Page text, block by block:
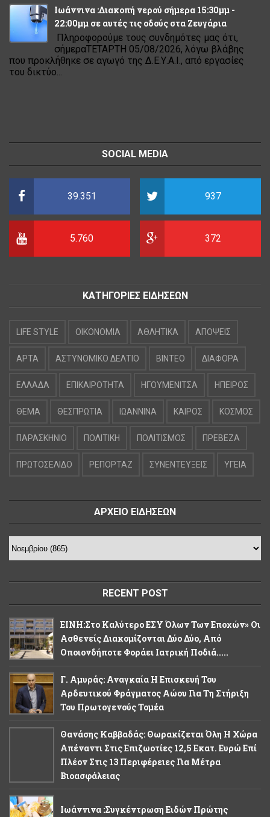
Ιωάννινα :Διακοπή νερού σήμερα 15:30μμ -
22:00μμ σε αυτές τις οδούς στα Ζευγάρια
Πληροφορούμε τους συνδημότες μας ότι,
σήμεραΤΕΤΑΡΤΗ 05/08/2026, λόγω βλάβης
που προκλήθηκε σε αγωγό της Δ.Ε.Υ.Α.Ι., από εργασίες
του δικτύο...
SOCIAL MEDIA
39.351 937
5.760 372
ΚΑΤΗΓΟΡΙΕΣ ΕΙΔΗΣΕΩΝ
LIFE STYLE OIKONOMIA ΑΘΛΗΤΙΚΑ ΑΠΟΨΕΙΣ
ΑΡΤΑ ΑΣΤΥΝΟΜΙΚΟ ΔΕΛΤΙΟ ΒΙΝΤΕΟ ΔΙΑΦΟΡΑ
ΕΛΛΑΔΑ ΕΠΙΚΑΙΡΟΤΗΤΑ ΗΓΟΥΜΕΝΙΤΣΑ ΗΠΕΙΡΟΣ
ΘΕΜΑ ΘΕΣΠΡΩΤΙΑ ΙΩΑΝΝΙΝΑ ΚΑΙΡΟΣ ΚΟΣΜΟΣ
ΠΑΡΑΣΚΗΝΙΟ ΠΟΛΙΤΙΚΗ ΠΟΛΙΤΙΣΜΟΣ ΠΡΕΒΕΖΑ
ΠΡΩΤΟΣΕΛΙΔΟ ΡΕΠΟΡΤΑΖ ΣΥΝΕΝΤΕΥΞΕΙΣ ΥΓΕΙΑ
ΑΡΧΕΙΟ ΕΙΔΗΣΕΩΝ
RECENT POST
ΕΙΝΗ:Στο Καλύτερο ΕΣΥ Όλων Των Εποχών» Οι
Ασθενείς Διακομίζονται Δύο Δύο, Από
Οποιονδήποτε Φοράει Ιατρική Ποδιά.....
Γ. Αμυράς: Αναγκαία Η Επισκευή Του
Αρδευτικού Φράγματος Αώου Για Τη Στήριξη
Του Πρωτογενούς Τομέα
Θανάσης Καββαδάς: Θωρακίζεται Όλη Η Χώρα
Απέναντι Στις Επιζωοτίες 12,5 Εκατ. Ευρώ Επί
Πλέον Στις 13 Περιφέρειες Για Μέτρα
Βιοασφάλειας
Ιωάννινα :Συγκέντρωση Ειδών Πρώτης